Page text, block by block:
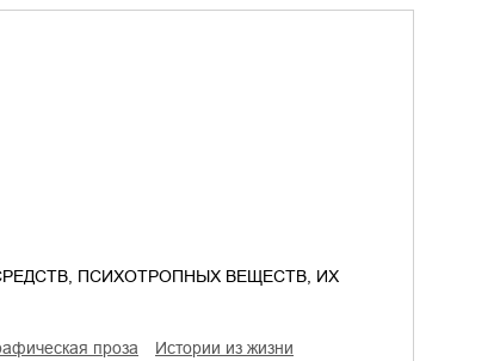
ПСИХОТРОПНЫХ ВЕЩЕСТВ, ИХ
проза
истории из жизни